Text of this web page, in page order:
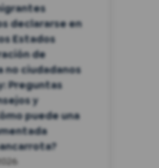
declararse en
Estados
de
no ciudadanos
Preguntas
y
puede una